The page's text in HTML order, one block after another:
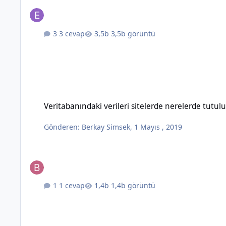
3 cevap 3,5b görüntü
Veritabanındaki verileri sitelerde nerelerde
Gönderen: Berkay Simsek, 1 Mayıs , 2019
1 cevap 1,4b görüntü